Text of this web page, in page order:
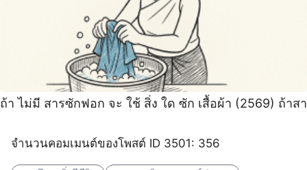
ถ้า ไม่มี สารซักฟอก จะ ใช้ สิ่ง ใด ซัก เสื้อผ้า (2569) ถ้าสา
จำนวนคอมเมนต์ของโพสต์ ID 3501: 356